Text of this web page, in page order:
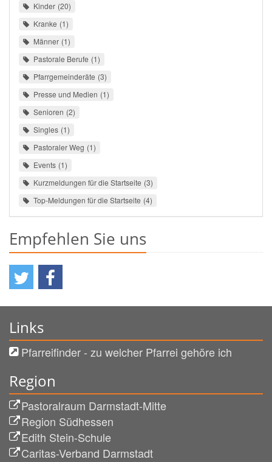
Kinder 20
Kranke 1
Männer 1
Pastorale Berufe 1
Pfarrgemeinderäte 3
Presse und Medien 1
Senioren 2
Singles 1
Pastoraler Weg 1
Events 1
Kurzmeldungen für die Startseite 3
Top-Meldungen für die Startseite 4
Empfehlen Sie uns
Links
Pfarreifinder - zu welcher Pfarrei gehöre ich
Region
Pastoralraum Darmstadt-Mitte
Region Südhessen
Edith Stein-Schule
Caritas-Verband Darmstadt